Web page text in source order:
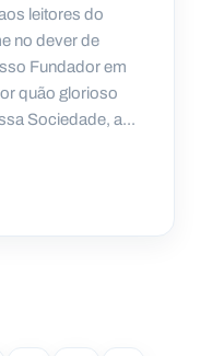
leitores do
no dever de
Fundador em
quão glorioso
Sociedade, a...